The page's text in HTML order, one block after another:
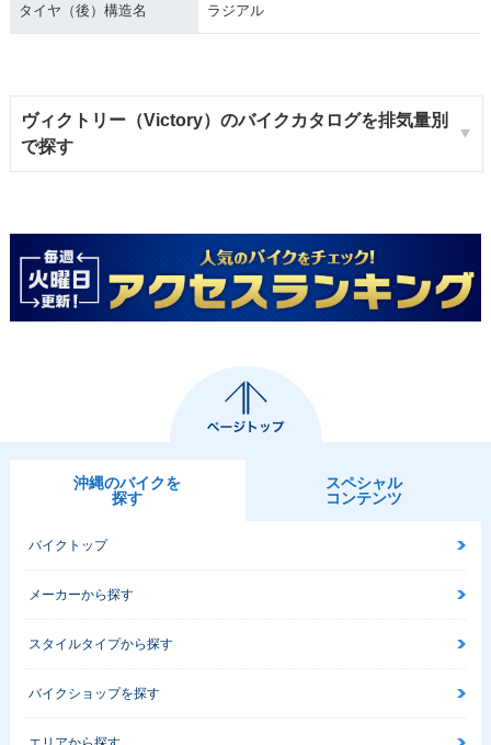
タイヤ（後）構造名 ラジアル
ヴィクトリー（Victory）のバイクカタログを排気量別
で探す
沖縄のバイクを
探す
スペシャル
コンテンツ
バイクトップ
メーカーから探す
スタイルタイプから探す
バイクショップを探す